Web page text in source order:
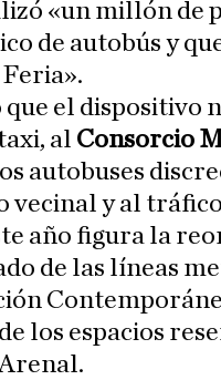
«un millón de
de autobús y
el dispositivo
al Consorcio
autobuses
vecinal y al
año figura la
de las líneas
los espacios